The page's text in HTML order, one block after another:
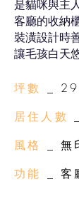
是貓咪與主
客廳的收納
裝潢設計時
讓毛孩白天
坪數
_
居住人數
風格
_ 無
功能
_ 客